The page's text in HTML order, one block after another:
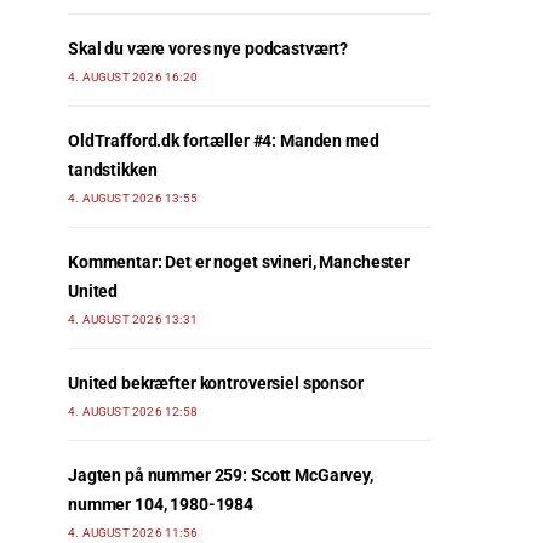
Skal du være vores nye podcastvært?
4. AUGUST 2026 16:20
OldTrafford.dk fortæller #4: Manden med
tandstikken
4. AUGUST 2026 13:55
Kommentar: Det er noget svineri, Manchester
United
4. AUGUST 2026 13:31
United bekræfter kontroversiel sponsor
4. AUGUST 2026 12:58
Jagten på nummer 259: Scott McGarvey,
nummer 104, 1980-1984
4. AUGUST 2026 11:56